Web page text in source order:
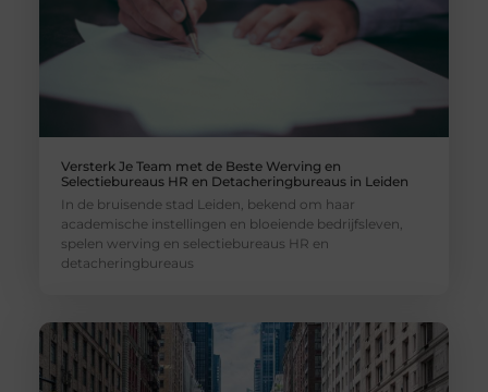
Versterk Je Team met de Beste Werving en
Selectiebureaus HR en Detacheringbureaus in Leiden
In de bruisende stad Leiden, bekend om haar
academische instellingen en bloeiende bedrijfsleven,
spelen werving en selectiebureaus HR en
detacheringbureaus